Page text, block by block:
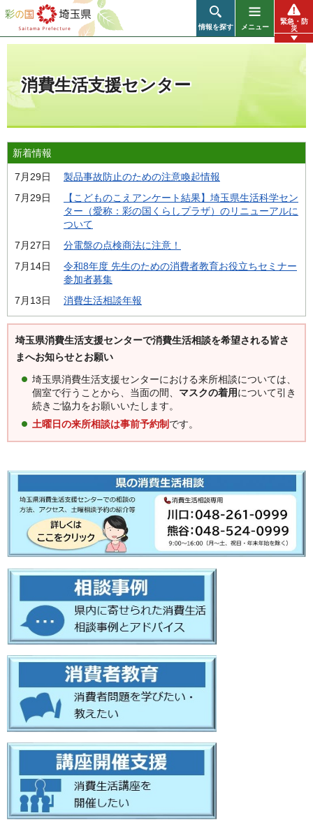
彩の国 埼玉県
情報を探す メニュー
緊急・防
災
消費生活支援センター
新着情報
7月29日
製品事故防止のための注意喚起情報
7月29日
【こどものこえアンケート結果】埼玉県生活科学セン
ター（愛称：彩の国くらしプラザ）のリニューアルに
ついて
7月27日
分電盤の点検商法に注意！
7月14日
令和8年度 先生のための消費者教育お役立ちセミナー
参加者募集
7月13日
消費生活相談年報
埼玉県消費生活支援センターで消費生活相談を希望される皆さ
まへお知らせとお願い
埼玉県消費生活支援センターにおける来所相談については、
個室で行うことから、当面の間、 マスクの着用について引き
続きご協力をお願いいたします。
土曜日の来所相談は事前予約制 です。